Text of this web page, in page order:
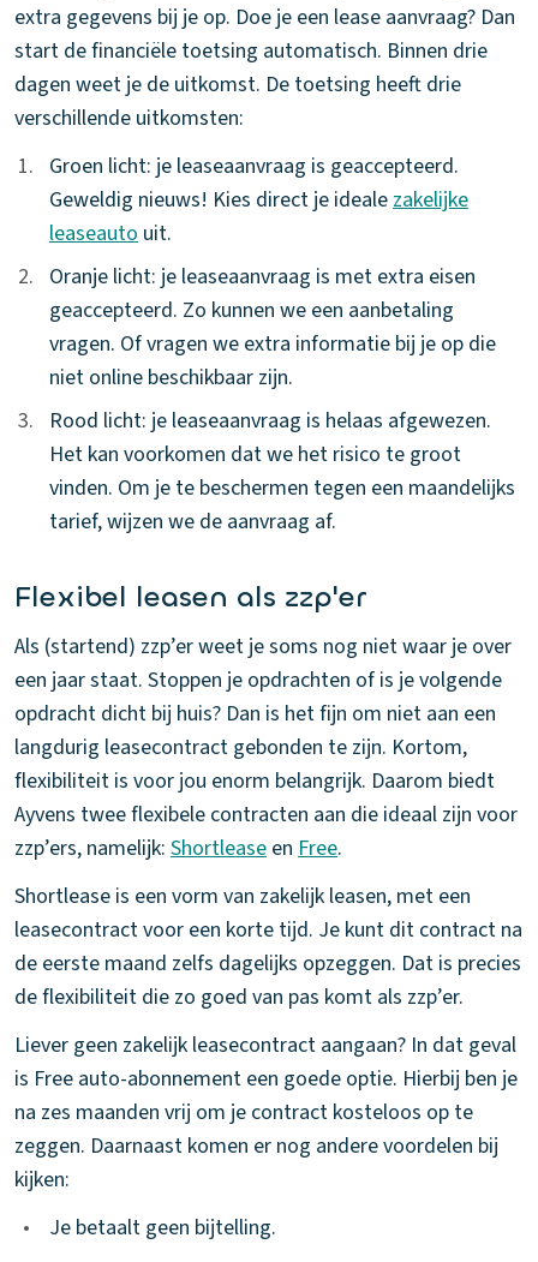
extra gegevens bij je op. Doe je een lease aanvraag? Dan
start de financiële toetsing automatisch. Binnen drie
dagen weet je de uitkomst. De toetsing heeft drie
verschillende uitkomsten:
1.
1. Groen licht: je leaseaanvraag is geaccepteerd.
Geweldig nieuws! Kies direct je idealezakelijke
leaseauto uit.
2.
2. Oranje licht: je leaseaanvraag is met extra eisen
geaccepteerd. Zo kunnen we een aanbetaling
vragen. Of vragen we extra informatie bij je op die
niet online beschikbaar zijn.
3.
3.
Rood licht: je leaseaanvraag is helaas afgewezen.
Het kan voorkomen dat we het risico te groot
vinden. Om je te beschermen tegen een maandelijks
tarief, wijzen we de aanvraag af.
Flexibel leasen als zzp'er
Als (startend) zzp’er weet je soms nog niet waar je over
een jaar staat. Stoppen je opdrachten of is je volgende
opdracht dicht bij huis? Dan is het fijn om niet aan een
langdurig leasecontract gebonden te zijn. Kortom,
flexibiliteit is voor jou enorm belangrijk. Daarom biedt
Ayvens twee flexibele contracten aan die ideaal zijn voor
zzp’ers, namelijk: Shortlease en Free.
Shortlease is een vorm van zakelijk leasen, met een
leasecontract voor een korte tijd. Je kunt dit contract na
de eerste maand zelfs dagelijks opzeggen. Dat is precies
de flexibiliteit die zo goed van pas komt als zzp’er.
Liever geen zakelijk leasecontract aangaan? In dat geval
is Free auto-abonnement een goede optie. Hierbij ben je
na zes maanden vrij om je contract kosteloos op te
zeggen. Daarnaast komen er nog andere voordelen bij
kijken:
•
Je betaalt geen bijtelling.